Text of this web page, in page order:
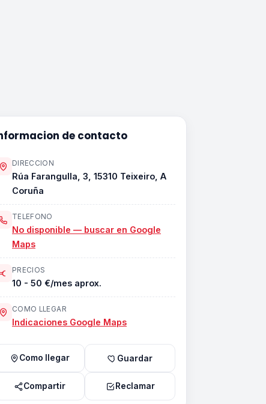
de contacto
DIRECCION
Rúa Farangulla, 3, 15310 Teixeiro, A
Coruña
TELEFONO
No disponible — buscar en Google
Maps
PRECIOS
10 - 50 €/mes aprox.
COMO LLEGAR
Indicaciones Google Maps
Como llegar Guardar
Compartir Reclamar